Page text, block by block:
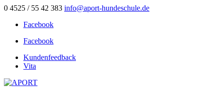
0 4525 / 55 42 383 info@aport-hundeschule.de
Facebook
Facebook
Kundenfeedback
Vita